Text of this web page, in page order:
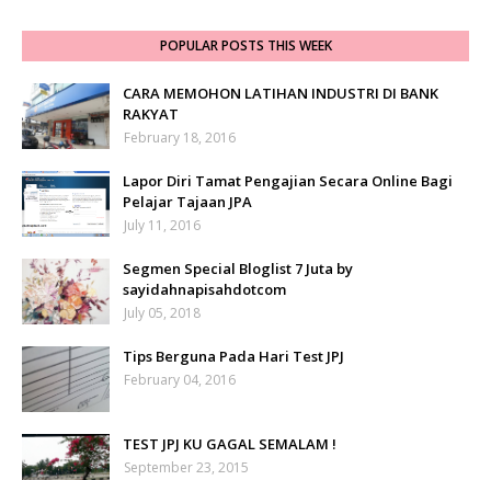
POPULAR POSTS THIS WEEK
CARA MEMOHON LATIHAN INDUSTRI DI BANK
RAKYAT
February 18, 2016
Lapor Diri Tamat Pengajian Secara Online Bagi
Pelajar Tajaan JPA
July 11, 2016
Segmen Special Bloglist 7 Juta by
sayidahnapisahdotcom
July 05, 2018
Tips Berguna Pada Hari Test JPJ
February 04, 2016
TEST JPJ KU GAGAL SEMALAM !
September 23, 2015